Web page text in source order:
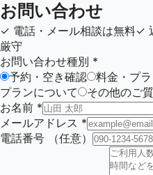
お問い合わせ
✓ 電話・メール相談は無料✓
厳守
お問い合わせ種別 *
予約・空き確認
料金・プ
プランについて
その他のご
お名前 *
メールアドレス *
電話番号
（任意）